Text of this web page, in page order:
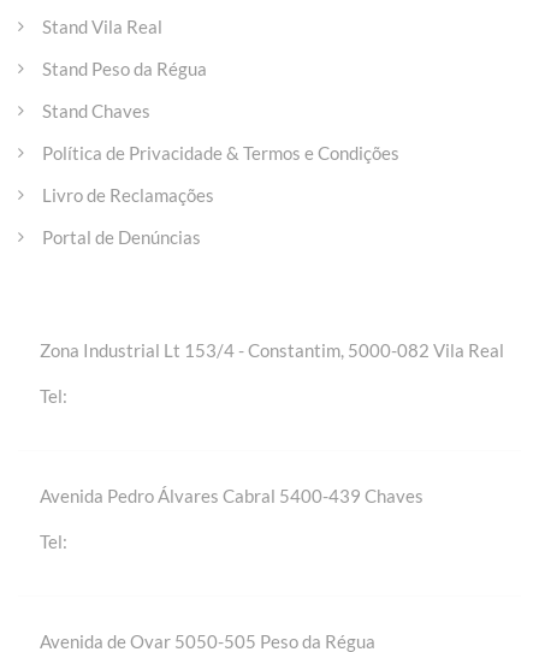
Stand Vila Real
Stand Peso da Régua
Stand Chaves
Política de Privacidade & Termos e Condições
Livro de Reclamações
Portal de Denúncias
Zona Industrial Lt 153/4 - Constantim, 5000-082 Vila Real
Tel:
Avenida Pedro Álvares Cabral 5400-439 Chaves
Tel:
Avenida de Ovar 5050-505 Peso da Régua